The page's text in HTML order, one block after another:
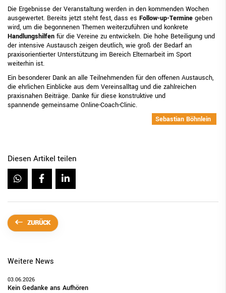
Die Ergebnisse der Veranstaltung werden in den kommenden Wochen
ausgewertet. Bereits jetzt steht fest, dass es Follow-up-Termine geben
wird, um die begonnenen Themen weiterzuführen und konkrete
Handlungshilfen für die Vereine zu entwickeln. Die hohe Beteiligung und
der intensive Austausch zeigen deutlich, wie groß der Bedarf an
praxisorientierter Unterstützung im Bereich Elternarbeit im Sport
weiterhin ist.
Ein besonderer Dank an alle Teilnehmenden für den offenen Austausch,
die ehrlichen Einblicke aus dem Vereinsalltag und die zahlreichen
praxisnahen Beiträge. Danke für diese konstruktive und
spannende gemeinsame Online-Coach-Clinic.
Sebastian Böhnlein
Diesen Artikel teilen
ZURÜCK
Weitere News
03.06.2026
Kein Gedanke ans Aufhören